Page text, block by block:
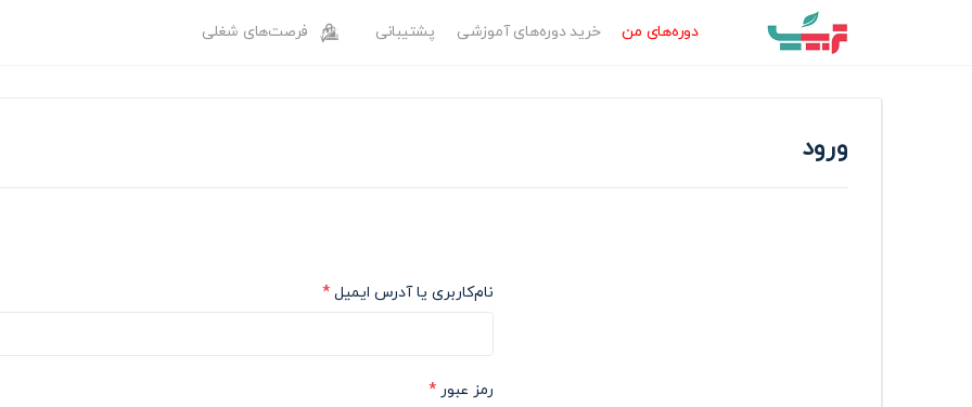
دوره‌‌های من خرید دوره‌های آموزشی پشتیبانی فرصت‌های شغلی
ورود
نام‌کاربری یا آدرس ایمیل*ضروری
رمز عبور*ضروری